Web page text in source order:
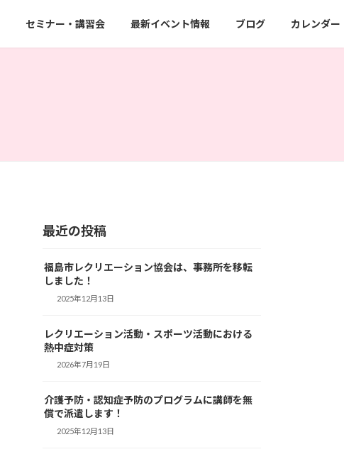
セミナー・講習会 最新イベント情報 ブログ カレンダー
最近の投稿
福島市レクリエーション協会は、事務所を移転
しました！
2025年12月13日
レクリエーション活動・スポーツ活動における
熱中症対策
2026年7月19日
介護予防・認知症予防のプログラムに講師を無
償で派遣します！
2025年12月13日